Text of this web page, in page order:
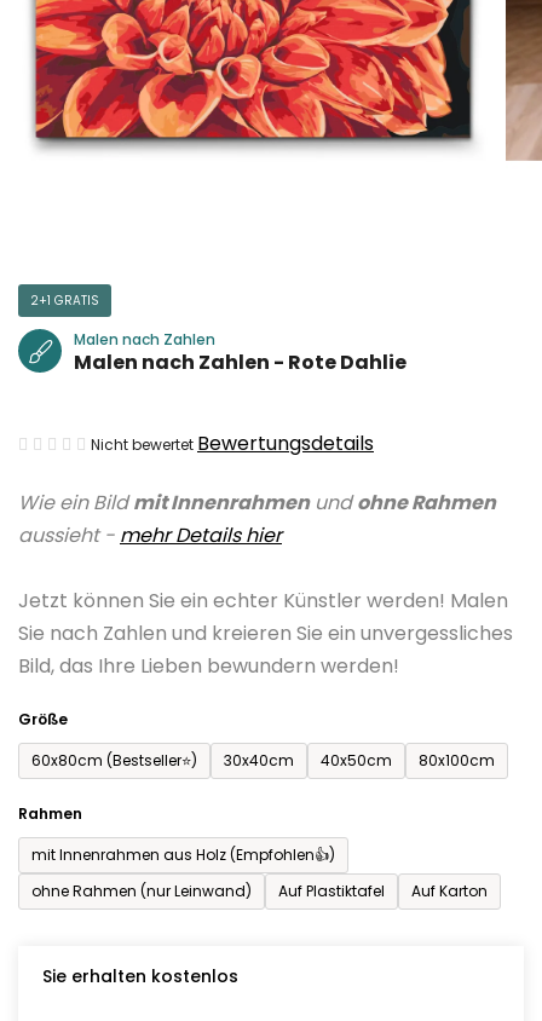
Wie ein Bildmit Innenrahmenundohne Rahmen
aussieht - mehr Details hier
Jetzt können Sie ein echter Künstler werden! Malen
Sie nach Zahlen und kreieren Sie ein unvergessliches
Bild, das Ihre Lieben bewundern werden!
Größe
60x80cm (Bestseller⭐)
30x40cm 40x50cm 80x100cm
Rahmen
mit Innenrahmen aus Holz (Empfohlen👍)
ohne Rahmen (nur Leinwand)
Auf Plastiktafel Auf Karton
Sie erhalten kostenlos
2+1 GRATIS
Malen nach Zahlen
Malen nach Zahlen - Rote Dahlie
Die
Produktbewertung
ist
von
5
Sternen.
Nicht bewertet Bewertungsdetails